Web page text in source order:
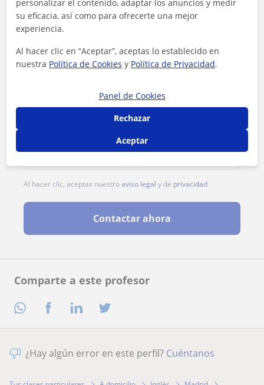
Comparte a este profesor
Al hacer clic, aceptas nuestroaviso legal y de privacidad
Contactar ahora
¿Hay algún error en este perfil? Cuéntanos
personalizar el contenido, adaptar los anuncios y medir
su eficacia, así como para ofrecerte una mejor
experiencia.
Al hacer clic en “Aceptar”, aceptas lo establecido en
nuestra Política de Cookies y Política de Privacidad.
Panel de Cookies
Rechazar
Aceptar